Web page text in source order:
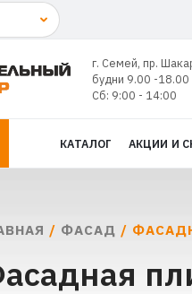
г. Семей, пр.
будни 9.00 -18.00
Сб: 9:00 - 14:00
КАТАЛОГ АКЦИИ И
/ ФАСАД /